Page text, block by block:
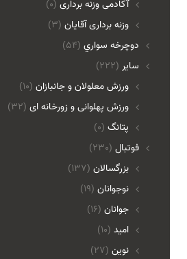
آکادمی وزنه برداری (0)
وزنه برداری آقایان (3)
(54) دوچرخه سواري
(222) ساير
ورزش معلولان و جانبازان (10)
ورزش پهلوانی و زورخانه ای (32)
پتانگ (0)
(230) فوتبال
بزرگسالان (137)
نوجوانان (19)
جوانان (16)
امید (10)
نوین (27)